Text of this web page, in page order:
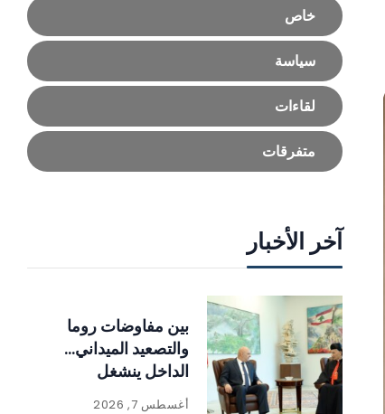
خاص
سياسة
لقاءات
متفرقات
آخر الأخبار
بين مفاوضات روما
والتصعيد الميداني…
الداخل ينشغل
بالإصلاحات
أغسطس 7, 2026